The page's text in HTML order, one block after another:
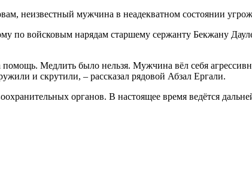
неизвестный мужчина в неадекватном состоянии
по войсковым нарядам старшему сержанту Бекжану
Медлить было нельзя. Мужчина вёл себя
и скрутили, – рассказал рядовой Абзал Ергали.
органов. В настоящее время ведётся